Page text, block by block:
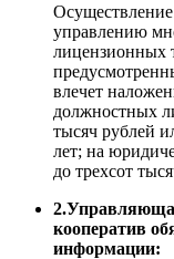
управлению
лицензионных
влечет
должностных
тысяч рублей
лет; на
до трехсот
кооператив
информации: